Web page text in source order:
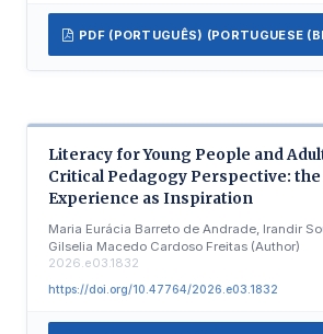
PDF (PORTUGUÊS) (PORTUGUESE
Literacy for Young People and
Critical Pedagogy Perspective:
Experience as Inspiration
Maria Eurácia Barreto de Andrade, Irandir
Gilselia Macedo Cardoso Freitas (Author)
2026.e03.1832
https://doi.org/10.47764/2026.e03.1832